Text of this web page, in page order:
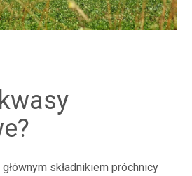
składnikiem próchnicy